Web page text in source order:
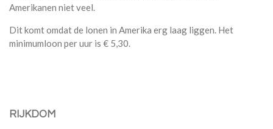
Amerikanen niet veel.
Dit komt omdat de lonen in Amerika erg laag liggen. Het
minimumloon per uur is € 5,30.
RIJKDOM